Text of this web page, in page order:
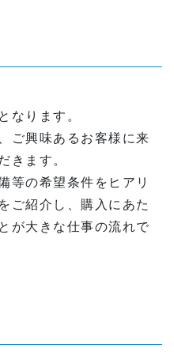
なります。
ご興味あるお客様に来
きます。
等の希望条件をヒアリ
ご紹介し、購入にあた
が大きな仕事の流れで